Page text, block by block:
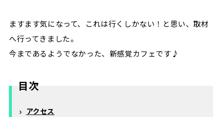
ますます気になって、これは行くしかない！と思い、取材
へ行ってきました。
今まであるようでなかった、新感覚カフェです♪
目次
アクセス